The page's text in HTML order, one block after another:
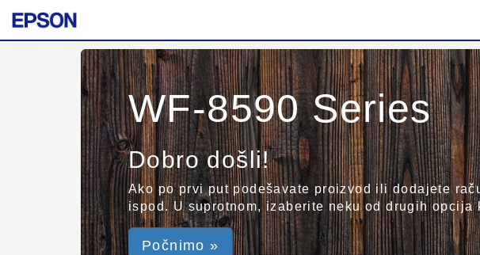
WF-8590 Series
Dobro došli!
Ako po prvi put podešavate proizvod ili dodajete
ispod. U suprotnom, izaberite neku od drugih opcija
Počnimo »